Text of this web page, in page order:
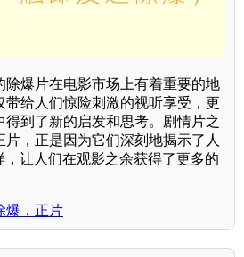
除爆片在电影市场上有着重要的地
带给人们惊险刺激的视听享受，更
到了新的启发和思考。剧情片之
片，正是因为它们深刻地揭示了人
让人们在观影之余获得了更多的
爆，正片